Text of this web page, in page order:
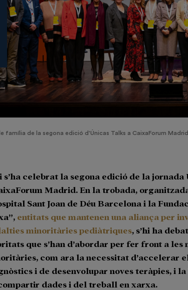
família de la segona edició d'Únicas Talks a CaixaForum
s’ha celebrat la segona edició de la jornada
Madrid. En la trobada,
Sant Joan de Déu Barcelona i la
entitats que mantenen una aliança per
minoritàries pediàtriques, s’hi ha
que s’han d’abordar per fer front a les
com ara la necessitat d’accelerar
i de desenvolupar noves teràpies, i
dades i del treball en xarxa.